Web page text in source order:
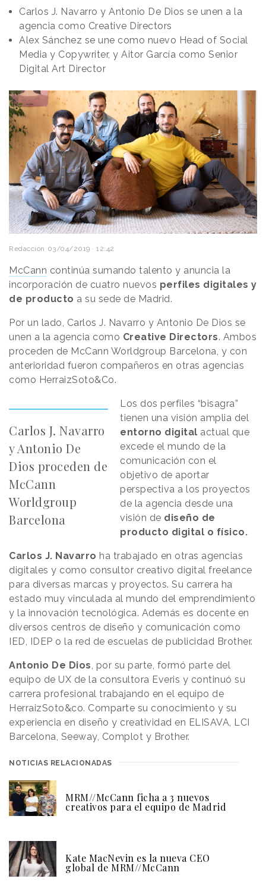
Carlos J. Navarro y Antonio De Dios se unen a la
agencia como Creative Directors
Alex Sánchez se une como nuevo Head of Social
Media y Copywriter, y Aitor García como Senior
Digital Art Director
Redacción 03/04/2019 · 12:42
McCann continúa sumando talento y anuncia la
incorporación de cuatro nuevos perfiles digitales y
de producto a su sede de Madrid.
Por un lado, Carlos J. Navarro y Antonio De Dios se
unen a la agencia como Creative Directors. Ambos
proceden de McCann Worldgroup Barcelona, y con
anterioridad fueron compañeros en otras agencias
como HerraizSoto&Co.
Carlos J. Navarro
y Antonio De
Dios proceden de
McCann
Worldgroup
Barcelona
Los dos perfiles “bisagra”
tienen una visión amplia del
entorno digital actual que
excede el mundo de la
comunicación con el
objetivo de aportar
perspectiva a los proyectos
de la agencia desde una
visión de diseño de
producto digital o físico.
Carlos J. Navarro ha trabajado en otras agencias
digitales y como consultor creativo digital freelance
para diversas marcas y proyectos. Su carrera ha
estado muy vinculada al mundo del emprendimiento
y la innovación tecnológica. Además es docente en
diversos centros de diseño y comunicación como
IED, IDEP o la red de escuelas de publicidad Brother.
Antonio De Dios, por su parte, formó parte del
equipo de UX de la consultora Everis y continuó su
carrera profesional trabajando en el equipo de
HerraizSoto&co. Comparte su conocimiento y su
experiencia en diseño y creatividad en ELISAVA, LCI
Barcelona, Seeway, Complot y Brother.
NOTICIAS RELACIONADAS
MRM//McCann ficha a 3 nuevos
creativos para el equipo de Madrid
Kate MacNevin es la nueva CEO
global de MRM//McCann